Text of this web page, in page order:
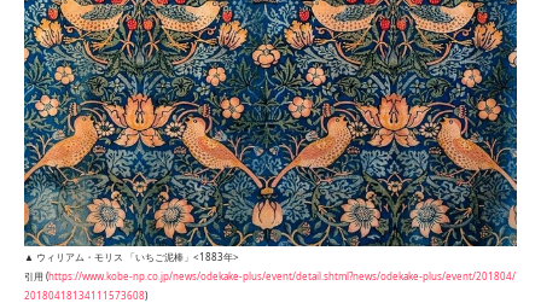
▲ ウィリアム・モリス 「いちご泥棒」<1883年>
引用 (https://www.kobe-np.co.jp/news/odekake-plus/event/detail.shtml?news/odekake-plus/event/201804/
20180418134111573608)